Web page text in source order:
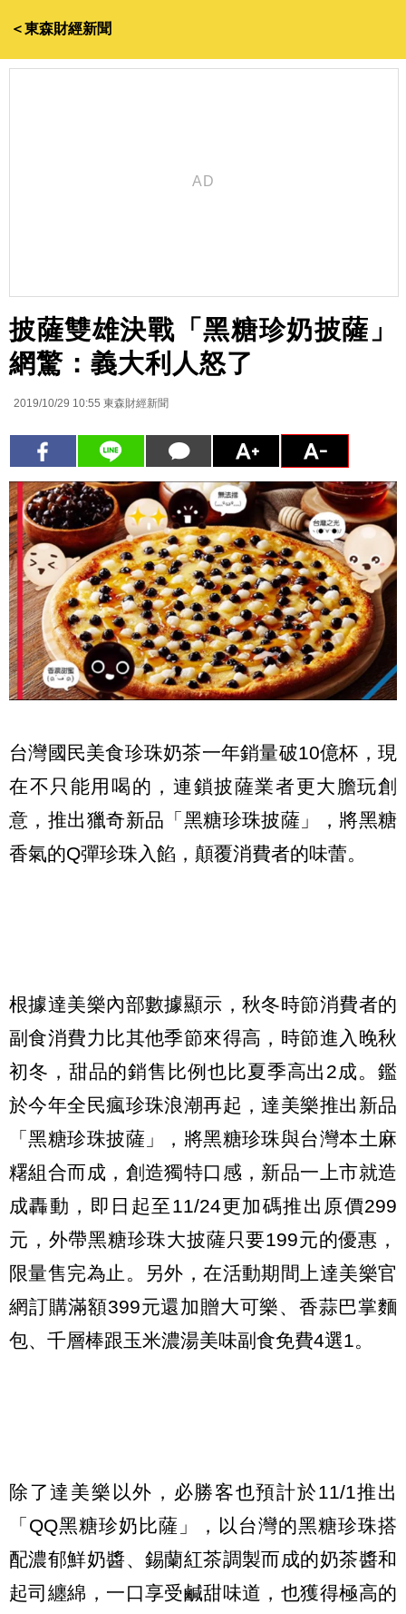
＜東森財經新聞
披薩雙雄決戰「黑糖珍奶披薩」
網驚：義大利人怒了
2019/10/29 10:55 東森財經新聞
台灣國民美食珍珠奶茶一年銷量破10億杯，現
在不只能用喝的，連鎖披薩業者更大膽玩創
意，推出獵奇新品「黑糖珍珠披薩」，將黑糖
香氣的Q彈珍珠入餡，顛覆消費者的味蕾。
根據達美樂內部數據顯示，秋冬時節消費者的
副食消費力比其他季節來得高，時節進入晚秋
初冬，甜品的銷售比例也比夏季高出2成。鑑
於今年全民瘋珍珠浪潮再起，達美樂推出新品
「黑糖珍珠披薩」，將黑糖珍珠與台灣本土麻
糬組合而成，創造獨特口感，新品一上市就造
成轟動，即日起至11/24更加碼推出原價299
元，外帶黑糖珍珠大披薩只要199元的優惠，
限量售完為止。另外，在活動期間上達美樂官
網訂購滿額399元還加贈大可樂、香蒜巴掌麵
包、千層棒跟玉米濃湯美味副食免費4選1。
除了達美樂以外，必勝客也預計於11/1推出
「QQ黑糖珍奶比薩」，以台灣的黑糖珍珠搭
配濃郁鮮奶醬、錫蘭紅茶調製而成的奶茶醬和
起司纏綿，一口享受鹹甜味道，也獲得極高的